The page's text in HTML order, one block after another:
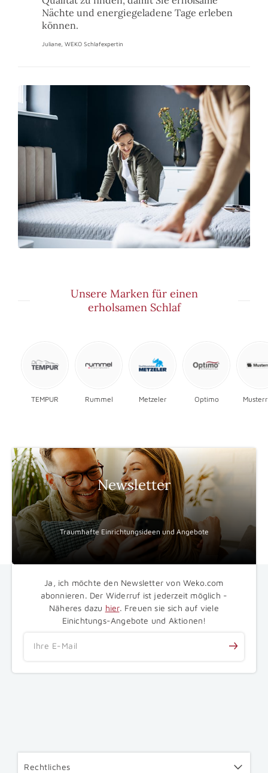
Nächte und energiegeladene Tage erleben
können.
Juliane, WEKO Schlafexpertin
Unsere Marken für einen
erholsamen Schlaf
TEMPUR Rummel Metzeler Optimo
Newsletter
Traumhafte Einrichtungsideen und Angebote
Ja, ich möchte den Newsletter von Weko.com
abonnieren. Der Widerruf ist jederzeit möglich -
Näheres dazu hier. Freuen sie sich auf viele
Einichtungs-Angebote und Aktionen!
Ihre E-Mail
Rechtliches